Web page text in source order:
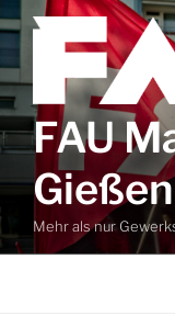
Zum
Inhalt
springen
FAU
Mehr als nur